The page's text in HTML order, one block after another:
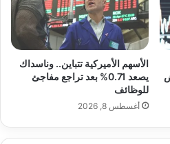
View this post
الأسهم الأميركية تتباين.. وناسداك
يصعد 0.71% بعد تراجع مفاجئ
للوظائف
أغسطس 8, 2026